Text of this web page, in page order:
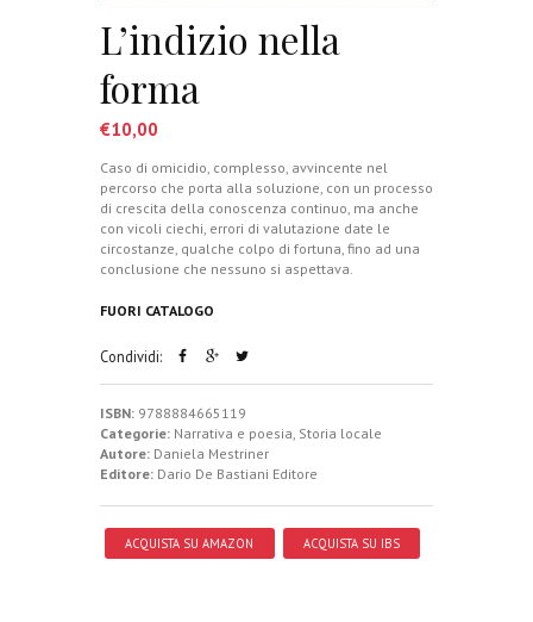
L’indizio nella
forma
€10,00
Caso di omicidio, complesso, avvincente nel
percorso che porta alla soluzione, con un processo
di crescita della conoscenza continuo, ma anche
con vicoli ciechi, errori di valutazione date le
circostanze, qualche colpo di fortuna, fino ad una
conclusione che nessuno si aspettava.
FUORI CATALOGO
Condividi:
ISBN: 9788884665119
Categorie: Narrativa e poesia Storia locale
Autore: Daniela Mestriner
Editore: Dario De Bastiani Editore
ACQUISTA SU AMAZON ACQUISTA SU IBS